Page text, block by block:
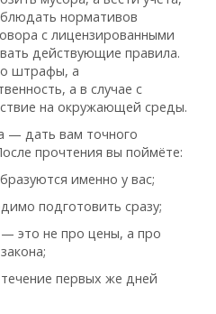
нормативов
с лицензированными
действующие правила.
штрафы, а
а в случае с
на окружающей среды.
— дать вам точного
прочтения вы поймёте:
именно у вас;
подготовить сразу;
это не про цены, а про
первых же дней